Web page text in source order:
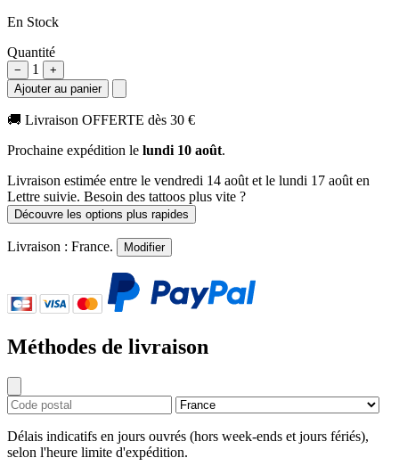
En Stock
Quantité
− 1
+
Ajouter au panier
🚚 Livraison OFFERTE dès 30 €
Prochaine expédition le lundi 10 août.
Livraison estimée entre le vendredi 14 août et le lundi 17 août en
Lettre suivie. Besoin des tattoos plus vite ?
Découvre les options plus rapides
Livraison : France. Modifier
Méthodes de livraison
Délais indicatifs en jours ouvrés (hors week-ends et jours fériés),
selon l'heure limite d'expédition.